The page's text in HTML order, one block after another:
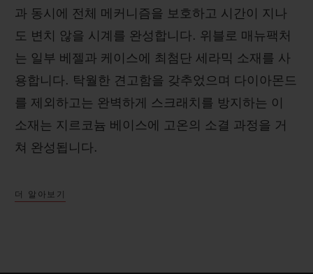
과 동시에 전체 메커니즘을 보호하고 시간이 지나
도 변치 않을 시계를 완성합니다. 위블로 매뉴팩처
는 일부 베젤과 케이스에 최첨단 세라믹 소재를 사
용합니다. 탁월한 견고함을 갖추었으며 다이아몬드
를 제외하고는 완벽하게 스크래치를 방지하는 이
소재는 지르코늄 베이스에 고온의 소결 과정을 거
쳐 완성됩니다.
더 알아보기